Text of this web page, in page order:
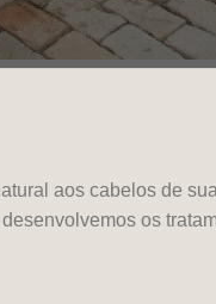
aos cabelos de
os